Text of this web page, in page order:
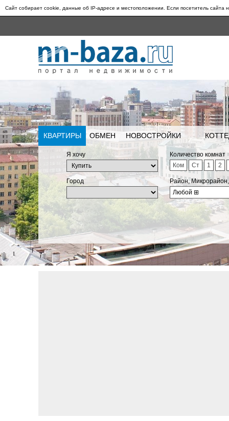
Сайт собирает cookie, данные об IP-адресе и местоположении. Если посетитель сайта
КВАРТИРЫ ОБМЕН НОВОСТРОЙКИ
Я хочу
Количество комнат
Ком
Ст 1 2
Город
Район,
Любой ⊞